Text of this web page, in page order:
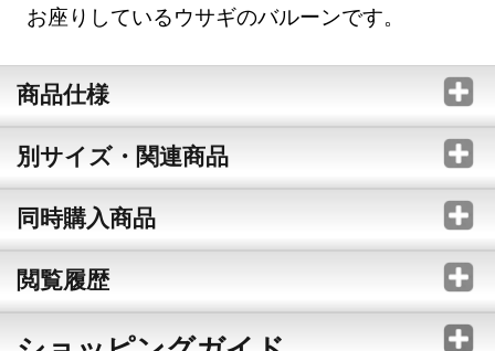
お座りしているウサギのバルーンです。
商品仕様
別サイズ・関連商品
同時購入商品
閲覧履歴